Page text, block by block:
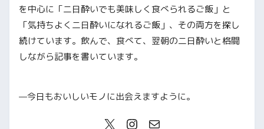
を中心に「二日酔いでも美味しく食べられるご飯」と
「気持ちよく二日酔いになれるご飯」、その両方を探し
続けています。飲んで、食べて、翌朝の二日酔いと格闘
しながら記事を書いています。
—今日もおいしいモノに出会えますように。